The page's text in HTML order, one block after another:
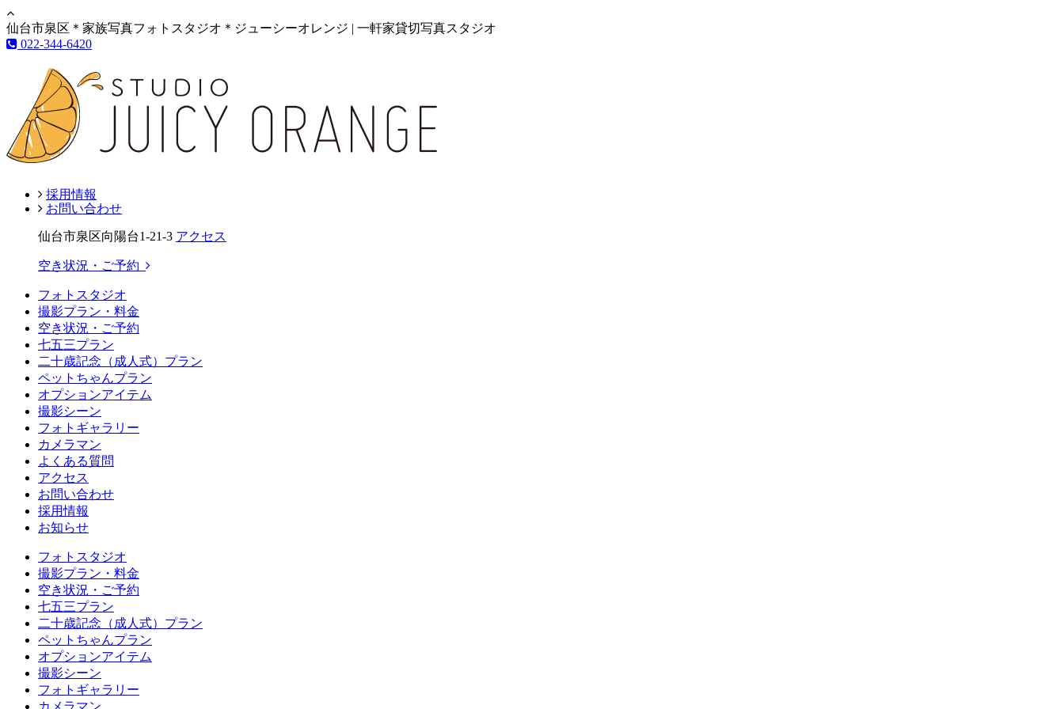
仙台市泉区＊家族写真フォトスタジオ＊ジューシーオレンジ | 一軒家貸切写真スタジオ
022-344-6420
採用情報
お問い合わせ
仙台市泉区向陽台1-21-3 アクセス
空き状況・ご予約
フォトスタジオ
撮影プラン・料金
空き状況・ご予約
七五三プラン
二十歳記念（成人式）プラン
ペットちゃんプラン
オプションアイテム
撮影シーン
フォトギャラリー
カメラマン
よくある質問
アクセス
お問い合わせ
採用情報
お知らせ
フォトスタジオ
撮影プラン・料金
空き状況・ご予約
七五三プラン
二十歳記念（成人式）プラン
ペットちゃんプラン
オプションアイテム
撮影シーン
フォトギャラリー
カメラマン